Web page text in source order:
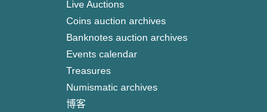
Live Auctions
Coins auction archives
Banknotes auction archives
Events calendar
Treasures
Numismatic archives
博客